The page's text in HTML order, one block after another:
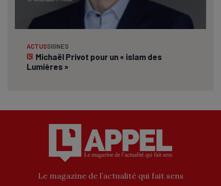
ACTUSSIGNES
Michaël Privot pour un « islam des
Lumières »
Le magazine de l’actualité qui fait sens